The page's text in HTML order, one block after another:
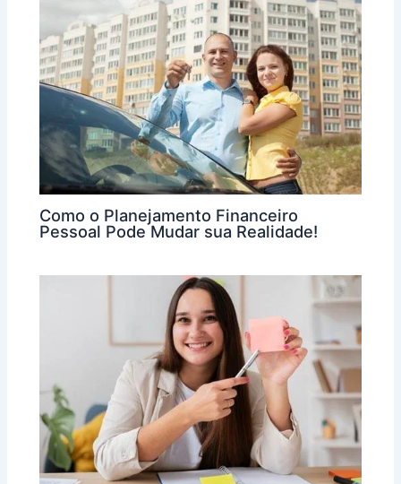
Como o Planejamento Financeiro
Pessoal Pode Mudar sua Realidade!